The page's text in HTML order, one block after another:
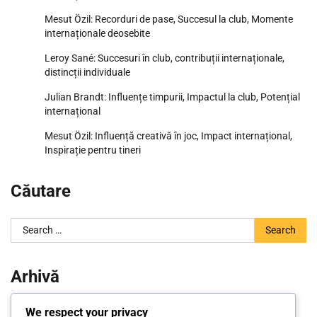
Mesut Özil: Recorduri de pase, Succesul la club, Momente
internaționale deosebite
Leroy Sané: Succesuri în club, contribuții internaționale,
distincții individuale
Julian Brandt: Influențe timpurii, Impactul la club, Potențial
internațional
Mesut Özil: Influență creativă în joc, Impact internațional,
Inspirație pentru tineri
Căutare
Search
for:
Arhivă
March 2026
We respect your privacy